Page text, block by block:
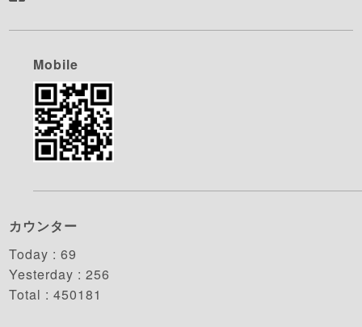
Mobile
カウンター
Today :69
Yesterday :256
Total :450181